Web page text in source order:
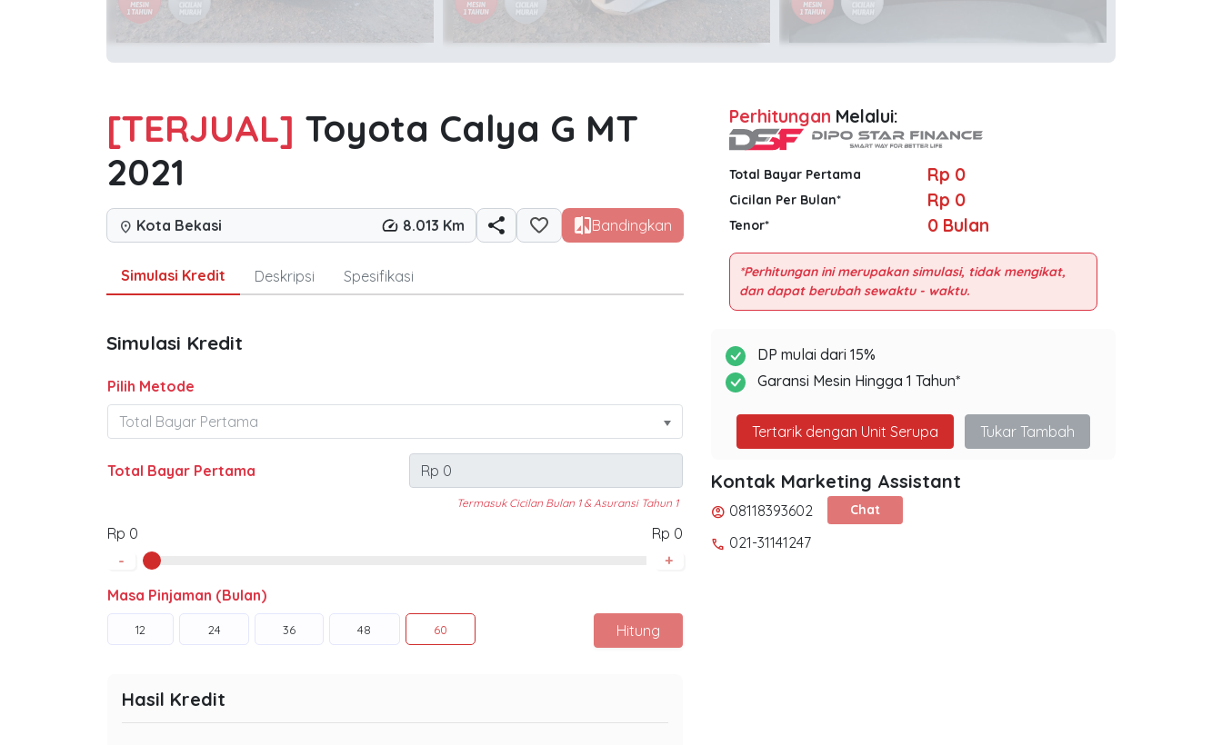
[TERJUAL] Toyota Calya G MT
2021
location_on Kota Bekasi 8.013 Km Bandingkan
Simulasi Kredit Deskripsi Spesifikasi
Simulasi Kredit
Pilih Metode
Total Bayar Pertama
Termasuk Cicilan Bulan 1 & Asuransi Tahun 1
Rp 0
Rp 0
-
+
Masa Pinjaman (Bulan)
12 24 36 48 60 Hitung
Hasil Kredit
Perhitungan Melalui:
Total Bayar Pertama Rp 0
Cicilan Per Bulan* Rp 0
Tenor* 0Bulan
*Perhitungan ini merupakan simulasi, tidak mengikat,
DP mulai dari 15%
Garansi Mesin Hingga 1 Tahun*
Tertarik dengan Unit Serupa Tukar Tambah
Kontak Marketing Assistant
account_circle 08118393602 Chat
phone 021-31141247